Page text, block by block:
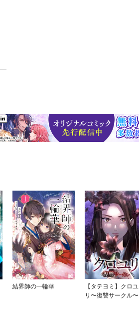
結界師の一輪華
【タテヨミ】クロユ
リ〜復讐サークル〜